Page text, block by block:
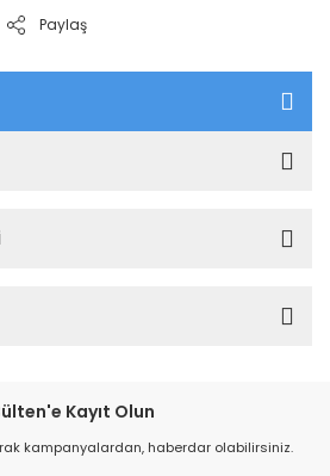
Paylaş
Kayıt Olun
kampanyalardan, haberdar olabilirsiniz.